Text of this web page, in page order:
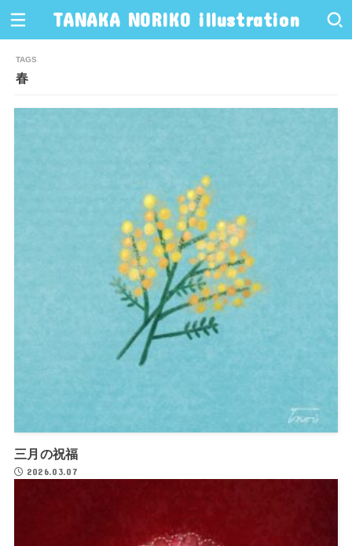
TANAKA NORIKO illustration
春
三月の祝福
2026.03.07